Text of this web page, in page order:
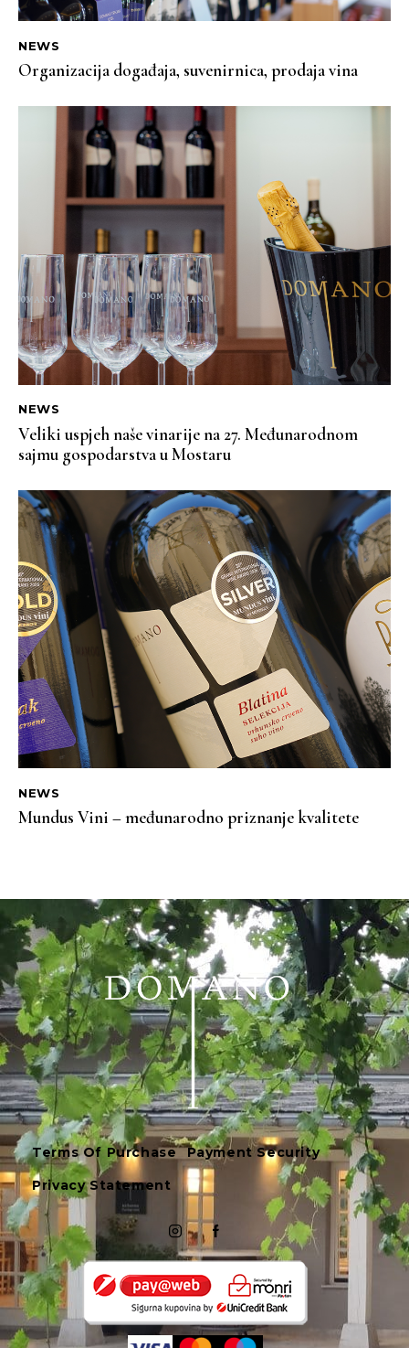
NEWS
Organizacija događaja, suvenirnica, prodaja vina
NEWS
Veliki uspjeh naše vinarije na 27. Međunarodnom
sajmu gospodarstva u Mostaru
NEWS
Mundus Vini – međunarodno priznanje kvalitete
Terms Of Purchase
Payment Security
Privacy Statement